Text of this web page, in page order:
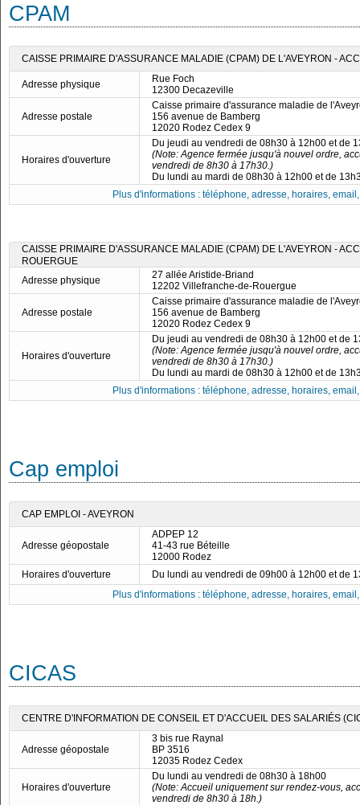
CPAM
CAISSE PRIMAIRE D'ASSURANCE MALADIE (CPAM) DE L'AVEYRON -
Adresse physique
Rue Foch
12300 Decazeville
Adresse postale
Caisse primaire d'assurance maladie de
156 avenue de Bamberg
12020 Rodez Cedex 9
Horaires d'ouverture
Du jeudi au vendredi de 08h30 à 12h00 et de
(Note: Agence fermée jusqu'à nouvel ordre,
vendredi de 8h30 à 17h30.)
Du lundi au mardi de 08h30 à 12h00 et de
Plus d'informations : téléphone, adresse, horaires,
CAISSE PRIMAIRE D'ASSURANCE MALADIE (CPAM) DE L'AVEYRON -
ROUERGUE
Adresse physique
27 allée Aristide-Briand
12202 Villefranche-de-Rouergue
Adresse postale
Caisse primaire d'assurance maladie de
156 avenue de Bamberg
12020 Rodez Cedex 9
Horaires d'ouverture
Du jeudi au vendredi de 08h30 à 12h00 et de
(Note: Agence fermée jusqu'à nouvel ordre,
vendredi de 8h30 à 17h30.)
Du lundi au mardi de 08h30 à 12h00 et de
Plus d'informations : téléphone, adresse, horaires,
Cap emploi
CAP EMPLOI - AVEYRON
Adresse géopostale
ADPEP 12
41-43 rue Béteille
12000 Rodez
Horaires d'ouverture
Du lundi au vendredi de 09h00 à 12h00 et de
Plus d'informations : téléphone, adresse, horaires,
CICAS
CENTRE D'INFORMATION DE CONSEIL ET D'ACCUEIL DES SALARIÉS
Adresse géopostale
3 bis rue Raynal
BP 3516
12035 Rodez Cedex
Horaires d'ouverture
Du lundi au vendredi de 08h30 à 18h00
(Note: Accueil uniquement sur rendez-vous,
vendredi de 8h30 à 18h.)